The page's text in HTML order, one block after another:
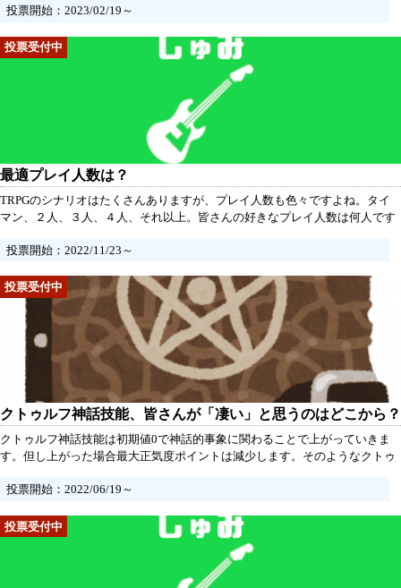
投票開始：2023/02/19～
最適プレイ人数は？
TRPGのシナリオはたくさんありますが、プレイ人数も色々ですよね。タイ
マン、２人、３人、４人、それ以上。皆さんの好きなプレイ人数は何人です
す）
投票開始：2022/11/23～
クトゥルフ神話技能、皆さんが「凄い」と思うのはどこから？
クトゥルフ神話技能は初期値0で神話的事象に関わることで上がっていきま
す。但し上がった場合最大正気度ポイントは減少します。そのようなクトゥ
高いな」「この人の数値凄いな」と思うようになりますか？
投票開始：2022/06/19～